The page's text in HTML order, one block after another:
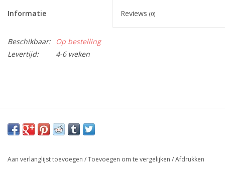
Informatie Reviews (0)
Beschikbaar:
Op bestelling
Levertijd:
4-6 weken
Aan verlanglijst toevoegen /Toevoegen om te vergelijken /Afdrukken